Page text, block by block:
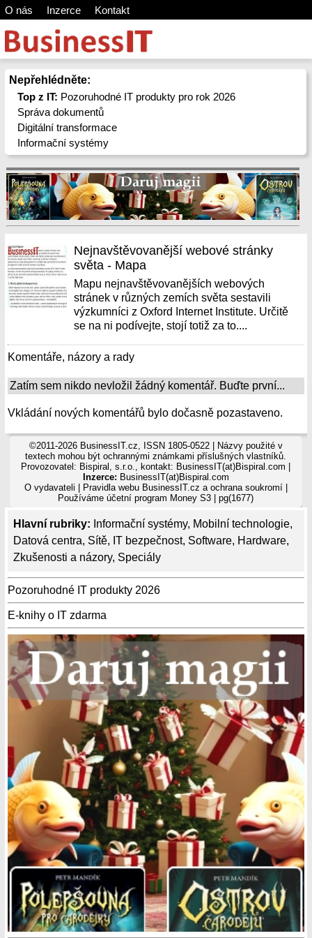
O nás Inzerce Kontakt
Nepřehlédněte:
Top z IT: Pozoruhodné IT produkty pro rok 2026
Správa dokumentů
Digitální transformace
Informační systémy
Hlavní rubriky: Informační systémy, Mobilní technologie,
Datová centra, Sítě, IT bezpečnost, Software, Hardware,
Zkušenosti a názory, Speciály
Pozoruhodné IT produkty 2026
E-knihy o IT zdarma
Nejnavštěvovanější webové stránky
světa - Mapa
Mapu nejnavštěvovanějších webových
stránek v různých zemích světa sestavili
výzkumníci z Oxford Internet Institute. Určitě
se na ni podívejte, stojí totiž za to....
Komentáře, názory a rady
Zatím sem nikdo nevložil žádný komentář. Buďte první...
Vkládání nových komentářů bylo dočasně pozastaveno.
©2011-2026 BusinessIT.cz, ISSN 1805-0522 | Názvy použité v
textech mohou být ochrannými známkami příslušných vlastníků.
Provozovatel: Bispiral, s.r.o., kontakt: BusinessIT(at)Bispiral.com |
Inzerce: BusinessIT(at)Bispiral.com
O vydavateli
Pravidla webu BusinessIT.cz a ochrana soukromí|
Používámeúčetní program Money S3 | pg(1677)